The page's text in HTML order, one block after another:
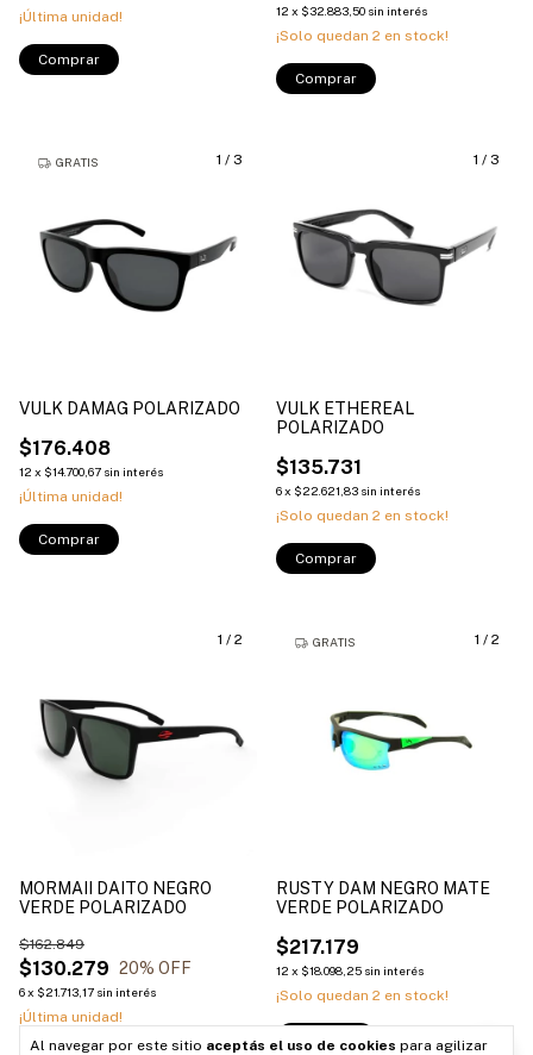
Al navegar por este sitio aceptás el uso de cookies para agilizar
¡Última unidad!
Comprar
12 x $32.883,50 sin interés
¡Solo quedan 2 en stock!
Comprar
1 / 3
GRATIS
VULK DAMAG POLARIZADO
$176.408
12 x $14.700,67 sin interés
¡Última unidad!
Comprar
1 / 3
VULK ETHEREAL
POLARIZADO
$135.731
6x $22.621,83 sin interés
¡Solo quedan 2 en stock!
Comprar
1 / 2
MORMAII DAITO NEGRO
VERDE POLARIZADO
$130.279
$162.849
20% OFF
6x $21.713,17 sin interés
¡Última unidad!
1 / 2
GRATIS
RUSTY DAM NEGRO MATE
VERDE POLARIZADO
$217.179
12 x $18.098,25 sin interés
¡Solo quedan 2 en stock!
Comprar